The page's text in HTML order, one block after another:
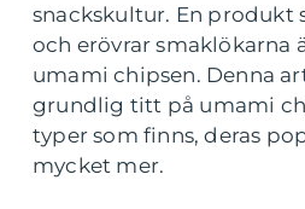
snackskultur. En produkt
och erövrar smaklökarna
umami chipsen. Denna
grundlig titt på umami
typer som finns, deras
mycket mer.